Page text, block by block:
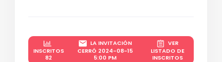
INSCRITOS
82
LA INVITACIÓN
CERRÓ 2024-08-15
5:00 PM
VER
LISTADO DE
INSCRITOS